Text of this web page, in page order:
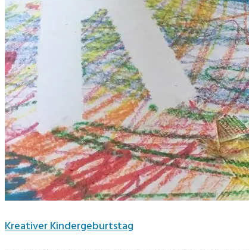
Kreativer Kindergeburtstag